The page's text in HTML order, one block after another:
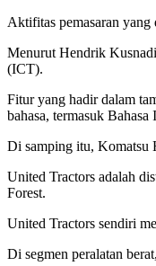
Aktifitas pemasaran
Menurut Hendrik
(ICT).
Fitur yang hadir dalam
bahasa, termasuk Bahasa
Di samping itu, Komatsu
United Tractors adalah
Forest.
United Tractors sendiri
Di segmen peralatan